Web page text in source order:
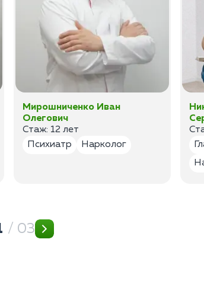
Мирошниченко Иван
Олегович
Стаж: 12 лет
Психиатр
Нарколог
/ 03